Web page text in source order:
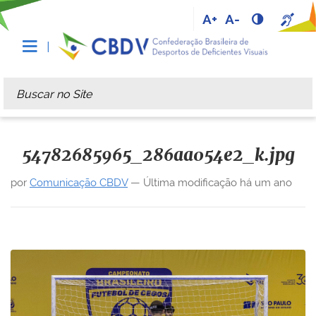
A+ A-
Busca
Busca Avançada…
54782685965_286aa054e2_k.jpg
por Comunicação CBDV— Última modificação há um ano